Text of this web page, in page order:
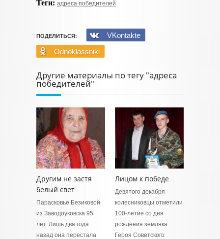
Теги: адреса победителей
ПОДЕЛИТЬСЯ:
VKontakte
Odnoklassniki
Другие материалы по тегу "адреса
победителей"
Другим не застя
белый свет
Парасковье Безиковой
из Заводоуковска 95
лет. Лишь два года
назад она перестала
Лицом к победе
Девятого декабря
колесниковцы отметили
100-летие со дня
рождения земляка
Героя Советского